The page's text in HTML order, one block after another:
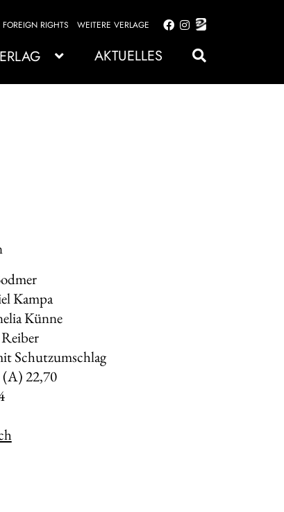
RIGHTS WEITERE VERLAGE
Zur
springen
Zum
springen
AKTUELLES
Kampa
Künne
Schutzumschlag
22,70